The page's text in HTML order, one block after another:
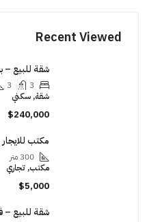
Recent Viewed
شقة للبيع –
3
3
شقة, سكني
$240,000
مكتب
300 متر
مكتب, تجاري
$5,000
شقة للبيع –